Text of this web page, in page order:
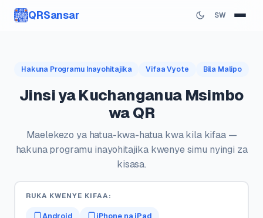
QRSansar SW
Hakuna Programu Inayohitajika Vifaa Vyote Bila Malipo
Jinsi ya Kuchanganua Msimbo
wa QR
Maelekezo ya hatua-kwa-hatua kwa kila kifaa —
hakuna programu inayohitajika kwenye simu nyingi za
kisasa.
RUKA KWENYE KIFAA:
Android iPhone na iPad